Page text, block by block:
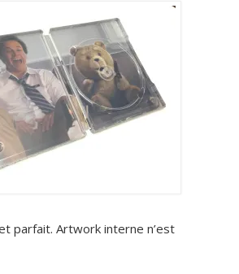
parfait. Artwork interne n’est